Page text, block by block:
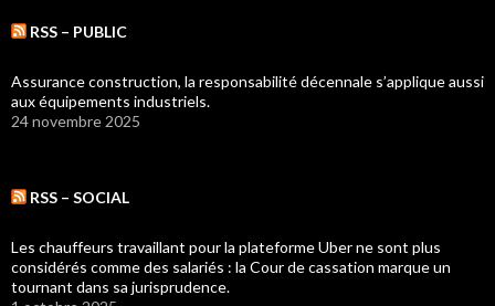
RSS – PUBLIC
Assurance construction, la responsabilité décennale s’applique aussi
aux équipements industriels.
24 novembre 2025
RSS – SOCIAL
Les chauffeurs travaillant pour la plateforme Uber ne sont plus
considérés comme des salariés : la Cour de cassation marque un
tournant dans sa jurisprudence.